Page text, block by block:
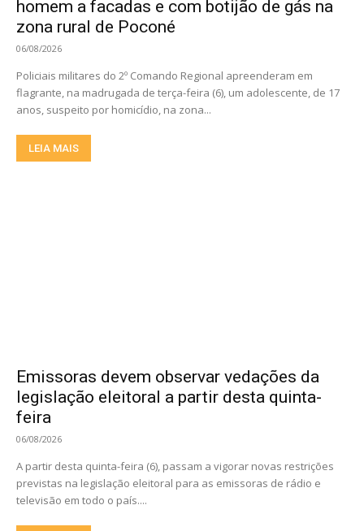
homem a facadas e com botijão de gás na
zona rural de Poconé
06/08/2026
Policiais militares do 2º Comando Regional apreenderam em
flagrante, na madrugada de terça-feira (6), um adolescente, de 17
anos, suspeito por homicídio, na zona...
LEIA MAIS
Emissoras devem observar vedações da
legislação eleitoral a partir desta quinta-
feira
06/08/2026
A partir desta quinta-feira (6), passam a vigorar novas restrições
previstas na legislação eleitoral para as emissoras de rádio e
televisão em todo o país....